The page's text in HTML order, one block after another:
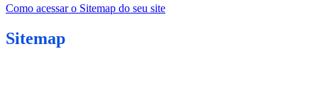
Como acessar o Sitemap do seu site
Sitemap